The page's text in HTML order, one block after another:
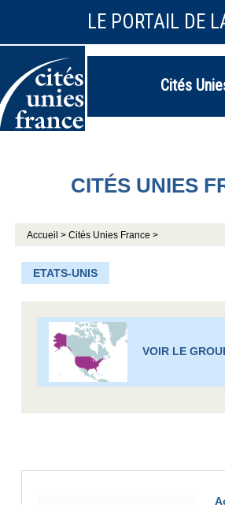
LE PORTAIL DE
Cités
CITÉS UNIES
Accueil > Cités Unies France >
ETATS-UNIS
VOIR LE